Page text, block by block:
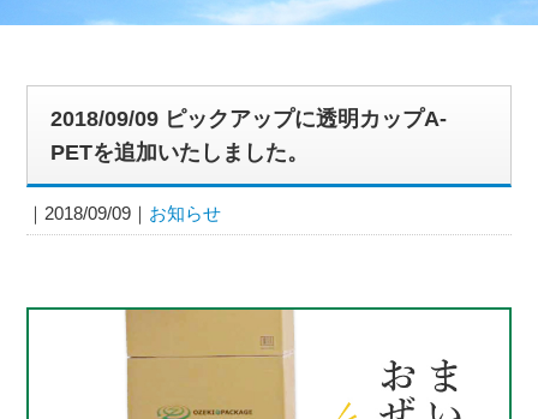
2018/09/09 ピックアップに透明カップA-
PETを追加いたしました。
2018/09/09 お知らせ